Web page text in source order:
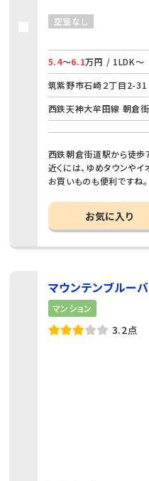
空室なし
5.4～6.1万円 / 1LDK～
筑紫野市石崎２丁目2-31
西鉄天神大牟田線 朝倉
西鉄朝倉街道駅から徒歩7
近くには、ゆめタウンやイ
お買いものも便利ですね。
お気に入り
マウンテンブルー
マンション
3.2点